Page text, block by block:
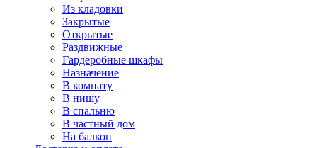
Из кладовки
Закрытые
Открытые
Раздвижные
Гардеробные шкафы
Назначение
В комнату
В нишу
В спальню
В частный дом
На балкон